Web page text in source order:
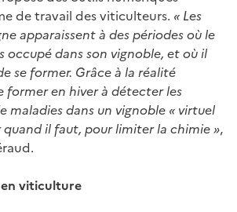
de travail des viticulteurs. « Les
apparaissent à des périodes où le
occupé dans son vignoble, et où il
se former. Grâce à la réalité
former en hiver à détecter les
maladies dans un vignoble « virtuel
quand il faut, pour limiter la chimie »,
viticulture